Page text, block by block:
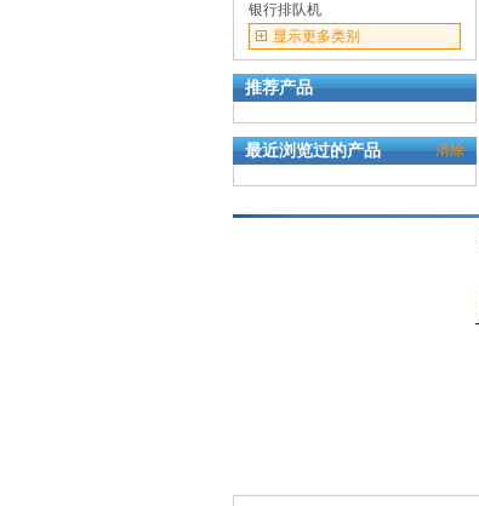
银行排队机
显示更多类别
推荐产品
清除
最近浏览过的产品